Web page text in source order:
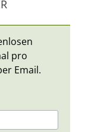
pro
Email.